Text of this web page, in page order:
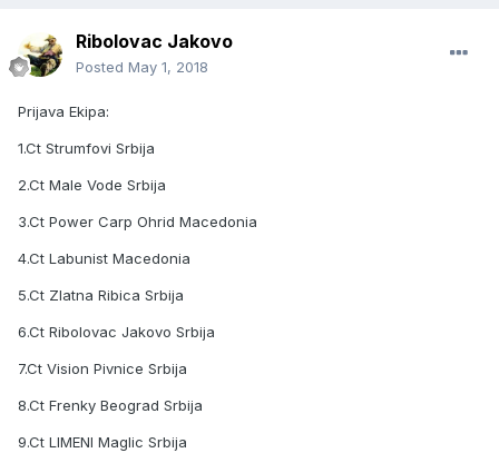
Ribolovac Jakovo
Posted May 1, 2018
Prijava Ekipa:
1.Ct Strumfovi Srbija
2.Ct Male Vode Srbija
3.Ct Power Carp Ohrid Macedonia
4.Ct Labunist Macedonia
5.Ct Zlatna Ribica Srbija
6.Ct Ribolovac Jakovo Srbija
7.Ct Vision Pivnice Srbija
8.Ct Frenky Beograd Srbija
9.Ct LIMENI Maglic Srbija